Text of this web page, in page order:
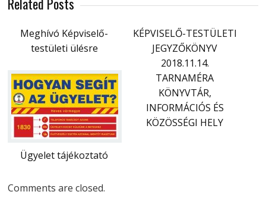
Meghívó Képviselő-
testületi ülésre
KÉPVISELŐ-TESTÜLETI
JEGYZŐKÖNYV
2018.11.14.
Ügyelet tájékoztató
TARNAMÉRA
KÖNYVTÁR,
INFORMÁCIÓS ÉS
KÖZÖSSÉGI HELY
Comments are closed.